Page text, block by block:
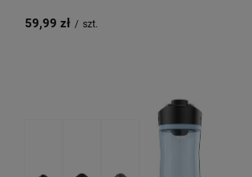
59,99 zł / szt.